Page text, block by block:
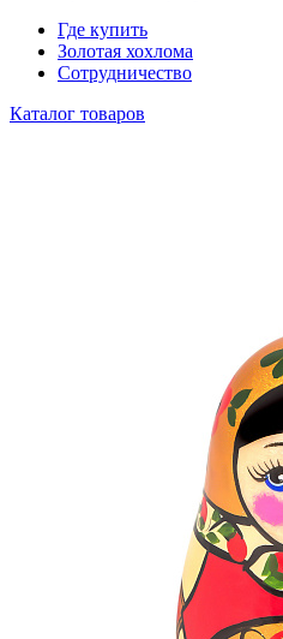
Где купить
Золотая хохлома
Сотрудничество
Каталог товаров